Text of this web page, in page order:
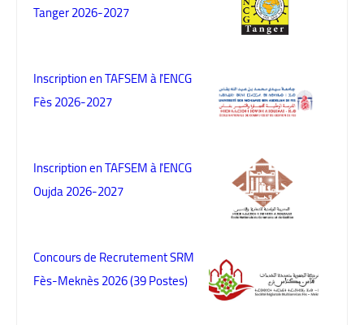
Tanger 2026-2027
Inscription en TAFSEM à l'ENCG
Fès 2026-2027
Inscription en TAFSEM à l'ENCG
Oujda 2026-2027
Concours de Recrutement SRM
Fès-Meknès 2026 (39 Postes)